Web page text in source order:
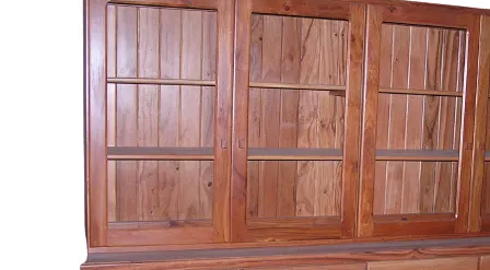
Buscar
CASA / DECO
Barras
Mesadas
Muebles de Cocina
Muebles de Baño
Escaleras y Pisos
Aberturas y Portones